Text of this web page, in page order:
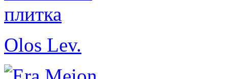
Olos Lev.